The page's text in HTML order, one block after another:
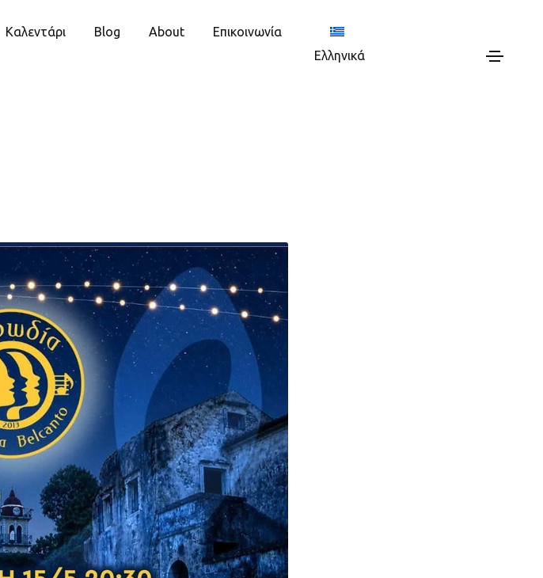
Καλεντάρι Blog About
Επικοινωνία
Ελληνικά